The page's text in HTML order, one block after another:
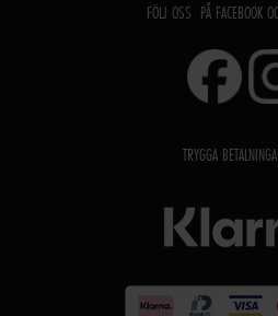
FÖLJ OSS PÅ FACEBOOK
TRYGGA